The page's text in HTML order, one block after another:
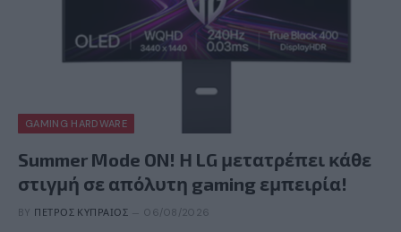
GAMING HARDWARE
Summer Mode ON! Η LG μετατρέπει κάθε
στιγμή σε απόλυτη gaming εμπειρία!
BY ΠΈΤΡΟΣ ΚΥΠΡΑΊΟΣ 06/08/2026